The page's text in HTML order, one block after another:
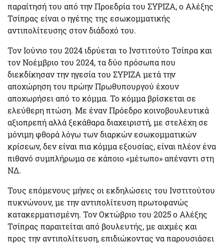
παραίτησή του από την Προεδρία του ΣΥΡΙΖΑ, ο Αλέξης
Τσίπρας είναι ο ηγέτης της εσωκομματικής
αντιπολίτευσης στον διάδοχό του.
Τον Ιούνιο του 2024 ιδρύεται το Ινστιτούτο Τσίπρα και
τον Νοέμβριο του 2024, τα δύο πρόσωπα που
διεκδίκησαν την ηγεσία του ΣΥΡΙΖΑ μετά την
αποχώρηση του πρώην Πρωθυπουργού έχουν
αποχωρήσει από το κόμμα. Το κόμμα βρίσκεται σε
ελεύθερη πτώση. Με έναν Πρόεδρο κοινοβουλευτικά
αξιοπρεπή αλλά ξεκάθαρα διαχειριστή, με στελέχη σε
μόνιμη φθορά λόγω των διαρκών εσωκομματικών
κρίσεων, δεν είναι πια κόμμα εξουσίας, είναι πλέον ένα
πιθανό συμπλήρωμα σε κάποιο «μέτωπο» απέναντι στη
ΝΔ.
Τους επόμενους μήνες οι εκδηλώσεις του Ινστιτούτου
πυκνώνουν, με την αντιπολίτευση πρωτοφανώς
κατακερματισμένη. Τον Οκτώβριο του 2025 ο Αλέξης
Τσίπρας παραιτείται από βουλευτής, με αιχμές και
προς την αντιπολίτευση, επιδιώκοντας να παρουσιάσει